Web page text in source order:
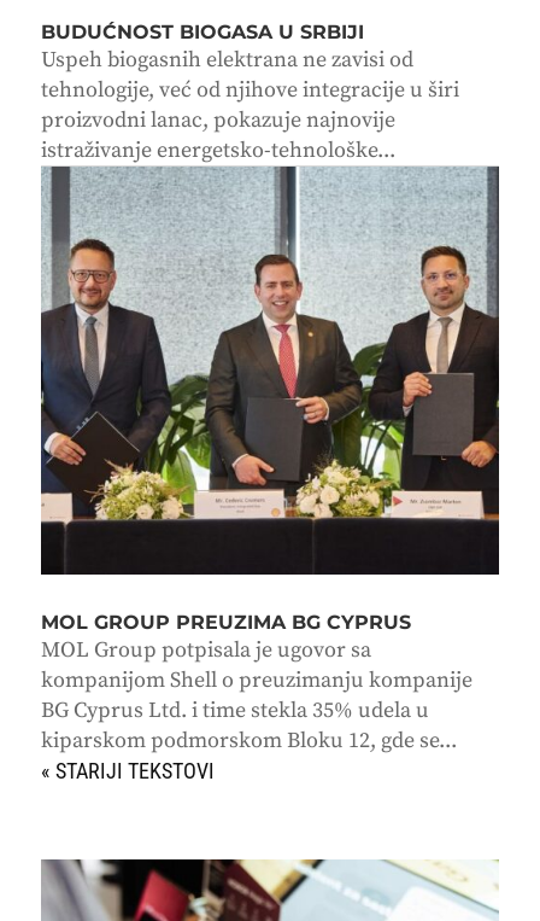
BUDUĆNOST BIOGASA U SRBIJI
Uspeh biogasnih elektrana ne zavisi od
tehnologije, već od njihove integracije u širi
proizvodni lanac, pokazuje najnovije
istraživanje energetsko-tehnološke...
MOL GROUP PREUZIMA BG CYPRUS
MOL Group potpisala je ugovor sa
kompanijom Shell o preuzimanju kompanije
BG Cyprus Ltd. i time stekla 35% udela u
kiparskom podmorskom Bloku 12, gde se...
« STARIJI UNOSI